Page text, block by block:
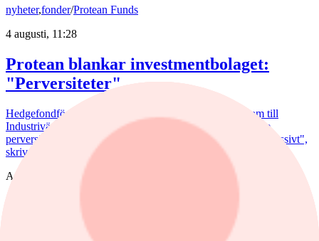
nyheter,fonder/Protean Funds
4 augusti, 11:28
Protean blankar investmentbolaget:
"Perversiteter"
Hedgefondförvaltaren Pontus Dackmo ställer sig tveksam till
Industrivärdens premievärdering. "För oss är detta en av de
perversiteter som skapas av mekaniska köp och flykten till passivt",
skriver Protean-förvaltaren, som tagit en kort position i aktien.
AstraZeneca
nyheter